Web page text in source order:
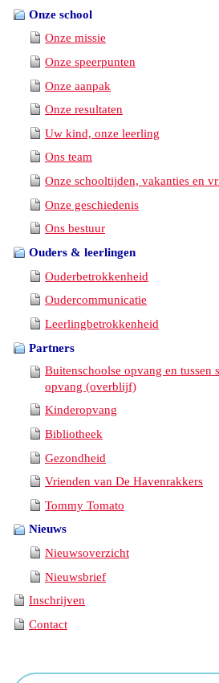
Onze school
Onze missie
Onze speerpunten
Onze aanpak
Onze resultaten
Uw kind, onze leerling
Ons team
Onze schooltijden, vakanties en
Onze geschiedenis
Ons bestuur
Ouders & leerlingen
Ouderbetrokkenheid
Oudercommunicatie
Leerlingbetrokkenheid
Partners
Buitenschoolse opvang en tussen
opvang (overblijf)
Kinderopvang
Bibliotheek
Gezondheid
Vrienden van De Havenrakkers
Tommy Tomato
Nieuws
Nieuwsoverzicht
Nieuwsbrief
Inschrijven
Contact